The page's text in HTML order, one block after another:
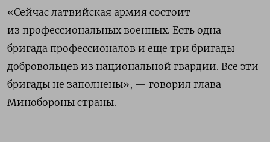
«Сейчас латвийская армия состоит
из профессиональных военных. Есть одна
бригада профессионалов и еще три бригады
добровольцев из национальной гвардии. Все эти
бригады не заполнены», — говорил глава
Минобороны страны.